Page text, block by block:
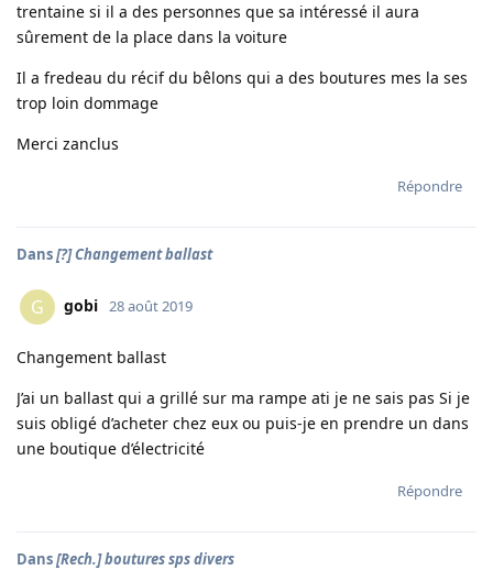
trentaine si il a des personnes que sa intéressé il aura
sûrement de la place dans la voiture
Il a fredeau du récif du bêlons qui a des boutures mes la ses
trop loin dommage
Merci zanclus
Répondre
Dans[?] Changement ballast
G gobi 28 août 2019
Changement ballast
J’ai un ballast qui a grillé sur ma rampe ati je ne sais pas Si je
suis obligé d’acheter chez eux ou puis-je en prendre un dans
une boutique d’électricité
Répondre
Dans[Rech.] boutures sps divers